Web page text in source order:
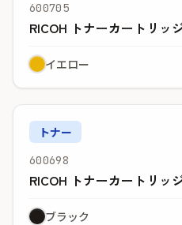
600705
RICOH トナーカートリッ
イエロー
トナー
600698
RICOH トナーカートリッ
ブラック